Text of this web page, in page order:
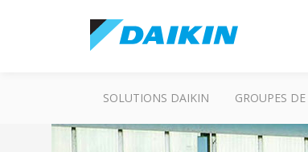
SOLUTIONS DAIKIN GROUPES